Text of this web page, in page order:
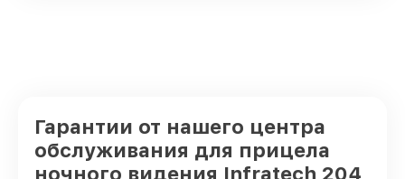
Гарантии от нашего центра
обслуживания для прицела
ночного видения Infratech 204